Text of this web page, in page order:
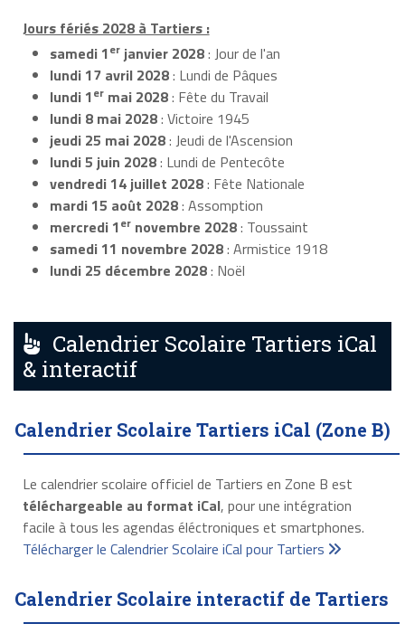
Jours fériés 2028 à Tartiers :
samedi 1er janvier 2028: Jour de l'an
lundi 17 avril 2028: Lundi de Pâques
lundi 1er mai 2028: Fête du Travail
lundi 8 mai 2028: Victoire 1945
jeudi 25 mai 2028: Jeudi de l'Ascension
lundi 5 juin 2028: Lundi de Pentecôte
vendredi 14 juillet 2028: Fête Nationale
mardi 15 août 2028: Assomption
mercredi 1er novembre 2028: Toussaint
samedi 11 novembre 2028: Armistice 1918
lundi 25 décembre 2028: Noël
Calendrier Scolaire Tartiers iCal
& interactif
Calendrier Scolaire Tartiers iCal (Zone B)
Le calendrier scolaire officiel de Tartiers en Zone B est
téléchargeable au format iCal, pour une intégration
facile à tous les agendas éléctroniques et smartphones.
Télécharger le Calendrier Scolaire iCal pour Tartiers
Calendrier Scolaire interactif de Tartiers